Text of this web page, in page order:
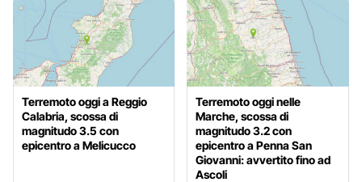
Terremoto oggi a Reggio
Calabria, scossa di
magnitudo 3.5 con
epicentro a Melicucco
Terremoto oggi nelle
Marche, scossa di
magnitudo 3.2 con
epicentro a Penna San
Giovanni: avvertito fino ad
Ascoli